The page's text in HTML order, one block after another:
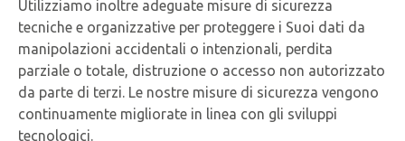
Utilizziamo inoltre adeguate misure di sicurezza
tecniche e organizzative per proteggere i Suoi dati da
manipolazioni accidentali o intenzionali, perdita
parziale o totale, distruzione o accesso non autorizzato
da parte di terzi. Le nostre misure di sicurezza vengono
continuamente migliorate in linea con gli sviluppi
tecnologici.